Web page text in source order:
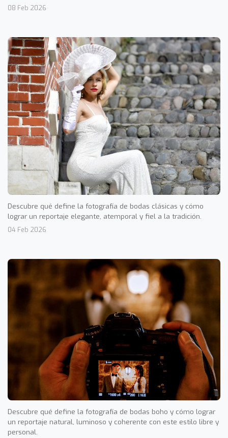
08 Feb 2026
Descubre qué define la fotografía de bodas clásicas y cómo
lograr un reportaje elegante, atemporal y fiel a la tradición.
04 Feb 2026
Descubre qué define la fotografía de bodas boho y cómo lograr
un reportaje natural, luminoso y coherente con este estilo libre y
personal.